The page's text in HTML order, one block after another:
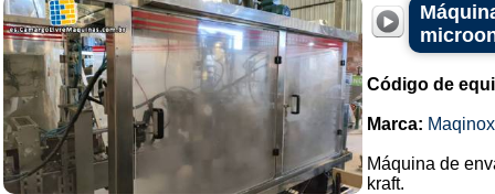
Código de
Marca: Maqinox
Máquina de
kraft.